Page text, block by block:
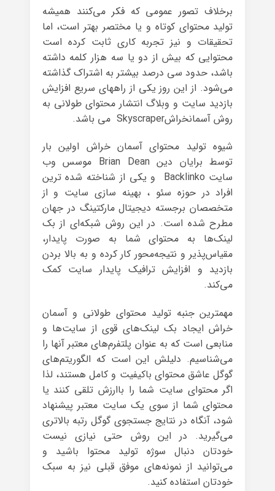
برخلاف تصور عمومی که فکر می‌کنند همیشه
تولید محتوای کوتاه و یا مختصر بهتر است، اما
تحقیقات و نیز تجربه کاری ثابت کرده است
محتوایی که بیش از دو یا سه هزار کلمه داشته
باشد، حدود سی درصد بیشتر به اشتراک گذاشته
می‌شود. از این روز یکی از راههای سریع افزایش
بازدید سایت و وبلاگ انتشار محتوای طولانی به
روش آسمانخراشSkyscraper می باشد.
شیوه تولید محتوای آسمان خراش اولین بار
توسط برایان دین Brian Dean موسس وب
سایت Backlinko و یکی از شناخته شده ترین
افراد در حوزه سئو ، بهینه سازی سایت و از
متخصصان برجسته دیجیتال مارکتینگ در جهان
مطرح شده است. در این روش شبکه‌ای از بک
لینک‌ها به محتوای شما به صورت پایدار،
مقیاس‌پذیر و نتیجه‌محور کار کرده و به بالا بردن
بازدید و افزایش ترافیک پایدار سایت کمک
می‌کند.
مهمترین جنبه تولید محتوای طولانی و آسمان
خراش ایجاد بک لینک‌های قوی از سایت‌ها و
منابعی است که به عنوان پلتفرم‌های معتبر آنها را
می‌شناسیم. دلیلش این است که الگوریتم‌های
گوگل عاشق محتوای باکیفیت و کامل هستند، لذا
اگر محتوای سایت شما را باارزش تلقی کنند یا
محتوای شما از سوی یک سایت معتبر پیشنهاد
شود، آنگاه در نتایج جستجوی گوگل رتبه بالاتری
می‌گیرید. در این روش حتی نیازی نیست
خودتان دنبال سوژه تولید محتوا باشید و
می‌توانید از نمونه‌های موفق قبلی نیز به سبک
خودتان استفاده کنید.